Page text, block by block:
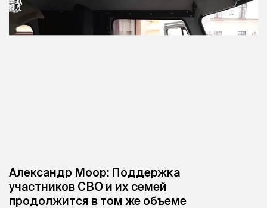
Александр Моор: Поддержка
участников СВО и их семей
продолжится в том же объеме